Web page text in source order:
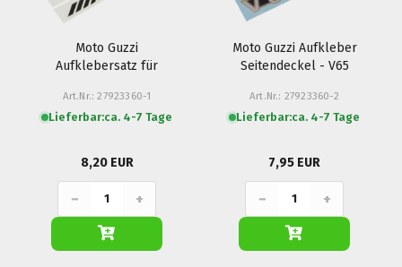
Moto Guzzi
Aufklebersatz für
Streifen - V65 Lario
Art.Nr.: 27923360-1
Lieferbar:ca. 4-7 Tage
8,20 EUR
− +
Moto Guzzi Aufkleber
Seitendeckel - V65
Art.Nr.: 27923360-2
Lieferbar:ca. 4-7 Tage
7,95 EUR
− +